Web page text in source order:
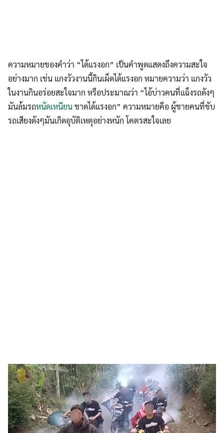
ความหมายของคำว่า “ได้แรงอก” เป็นคำพูดแสดงถึงความสะใจ
อย่างมาก เช่น แกงวัวงานนี้กินเผ็ดได้แรงอก หมายความว่า แกงวัว
ในงานกินอร่อยสะใจมาก หรือประมาณว่า “ไอ้บ่าวคนที่แฉ็งรถดังๆ
มันล้มรถหนัดเหนียนชาดได้แรงอก” ความหมายคือ ผู้ชายคนที่ขับ
รถเสียงดังๆมันเกิดอุบัติเหตุอย่างหนัก โคตรสะใจเลย